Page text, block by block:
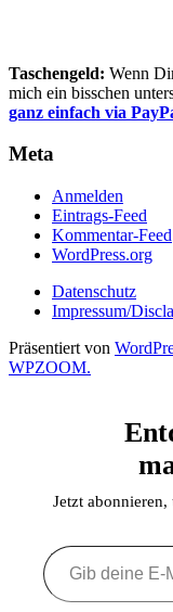
Taschengeld: Wenn
mich ein bisschen
ganz einfach via
Meta
Anmelden
Eintrags-Feed
Kommentar-Feed
WordPress.org
Datenschutz
Impressum/
Präsentiert von
WPZOOM.
Jetzt abonnieren,
Gib deine E-Mail-Adresse ein ...